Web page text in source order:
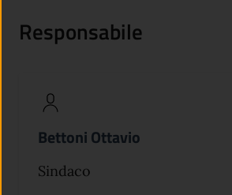
Responsabile
Bettoni Ottavio
Sindaco